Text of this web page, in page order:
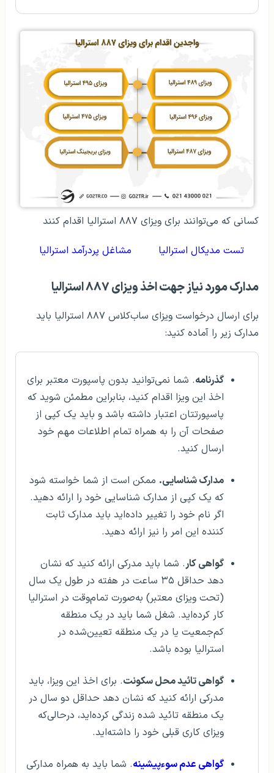
کسانی که می‌توانند برای ویزای ۸۸۷ استرالیا اقدام کنند
تست مدیکال استرالیا
مشاغل پردرآمد استرالیا
مدارک مورد نیاز جهت اخذ ویزای ۸۸۷ استرالیا
برای ارسال درخواست ویزای ساب‌کلاس ۸۸۷ استرالیا باید
مدارک زیر را آماده کنید:
گذرنامه. شما نمی‌توانید بدون پاسپورت معتبر برای
اخذ این ویزا اقدام کنید، بنابراین مطمئن شوید که
پاسپورتتان اعتبار داشته باشد و باید یک کپی از
صفحات آن را به همراه تمام اطلاعات مهم خود
ارسال کنید.
مدارک شناسایی. ممکن است از شما خواسته شود
که یک کپی از مدارک شناسایی خود را ارائه دهید.
اگر نام خود را تغییر داده‌اید باید مدارک ثابت
کننده این امر را نیز ارائه دهید.
گواهی کار. شما باید مدرکی ارائه کنید که نشان
دهد حداقل ۳۵ ساعت در هفته در طول یک سال
(تحت ویزای معتبر) به‌صورت تمام‌وقت در استرالیا
کار کرده‌اید. شغل شما باید در یک منطقه
کم‌جمعیت یا در یک منطقه تعیین‌شده در
استرالیا بوده باشد.
گواهی تائید محل سکونت. برای اخذ این ویزا، باید
مدرکی ارائه کنید که نشان دهد حداقل دو سال در
یک منطقه تائید شده زندگی کرده‌اید، درحالی‌که
ویزای کاری قبلی خود را داشته‌اید.
گواهی عدم سوءپیشینه. شما باید به همراه مدارکی